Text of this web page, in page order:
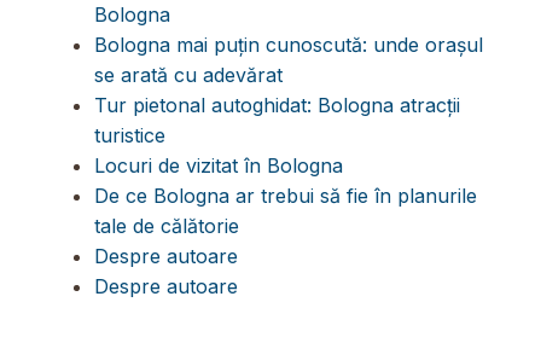
Bologna
Bologna mai puțin cunoscută: unde orașul
se arată cu adevărat
Tur pietonal autoghidat: Bologna atracții
turistice
Locuri de vizitat în Bologna
De ce Bologna ar trebui să fie în planurile
tale de călătorie
Despre autoare
Despre autoare